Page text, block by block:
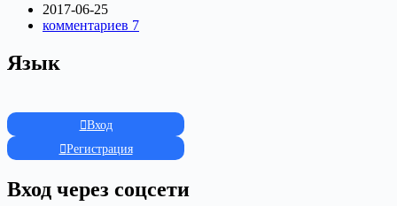
2017-06-25
комментариев 7
Язык
Вход
Регистрация
Вход через соцсети